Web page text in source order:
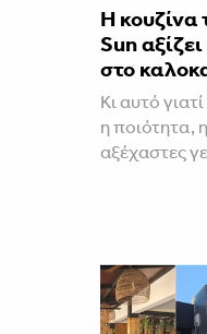
Η κουζίνα
Sun
στο
Κι αυτό
η ποιότητα,
αξέχαστες